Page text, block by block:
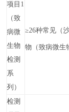
项目1
（致
病微
生物
检测
系
列）
≥26种常见（
物（致病微生
检测